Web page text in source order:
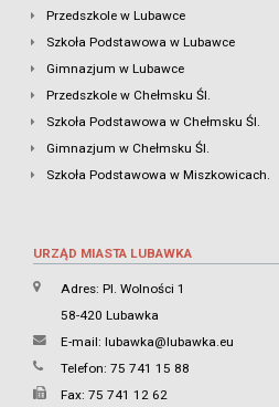
Przedszkole w Lubawce
Szkoła Podstawowa w Lubawce
Gimnazjum w Lubawce
Przedszkole w Chełmsku Śl.
Szkoła Podstawowa w Chełmsku Śl.
Gimnazjum w Chełmsku Śl.
Szkoła Podstawowa w Miszkowicach.
URZĄD MIASTA LUBAWKA
Adres: Pl. Wolności 1
58-420 Lubawka
E-mail: lubawka@lubawka.eu
Telefon: 75 741 15 88
Fax: 75 741 12 62